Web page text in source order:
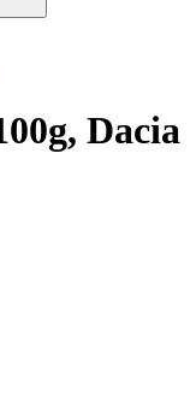
Dacia